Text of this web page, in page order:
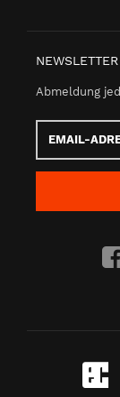
NEWSLETTER
Abmeldung
Adresse